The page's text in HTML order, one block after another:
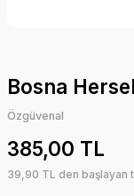
Bosna
Özgüvenal
385,00 TL
39,90 TL den başlayan